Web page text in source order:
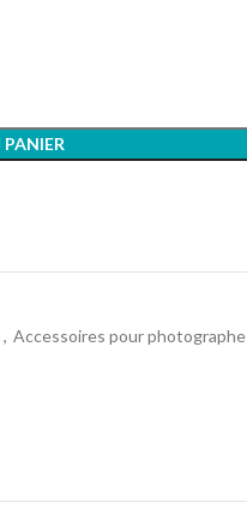
, Accessoires pour photographe